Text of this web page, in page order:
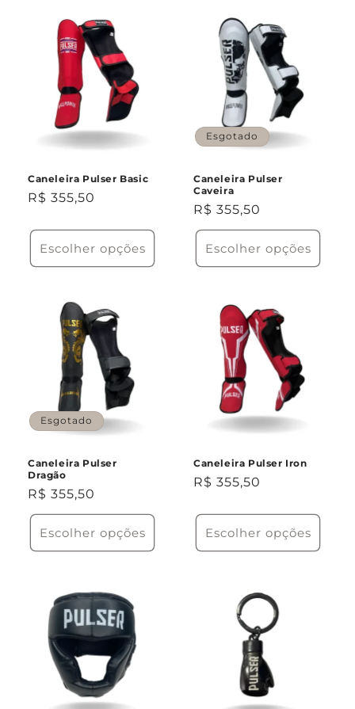
Caneleira Pulser Basic
Preço
R$ 355,50
Escolher opções
Esgotado
Caneleira Pulser
Caveira
Preço
normal
R$ 355,50
Escolher opções
Esgotado
Caneleira Pulser
Dragão
Preço
normal
R$ 355,50
Escolher opções
Caneleira Pulser Iron
Preço
R$ 355,50
Escolher opções